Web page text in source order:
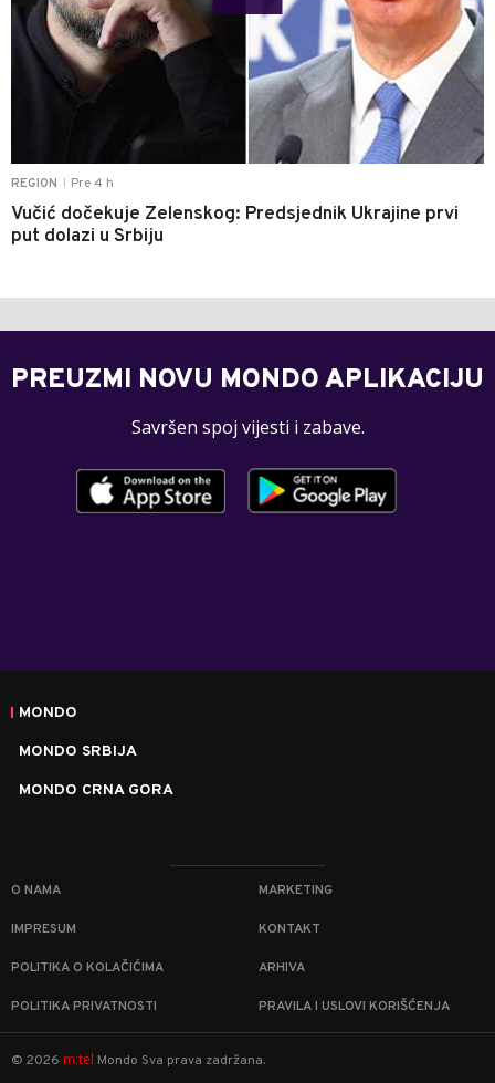
REGION Pre 4 h
Vučić dočekuje Zelenskog: Predsjednik Ukrajine prvi
put dolazi u Srbiju
PREUZMI NOVU MONDO APLIKACIJU
Savršen spoj vijesti i zabave.
MONDO
MONDO SRBIJA
MONDO CRNA GORA
O NAMA MARKETING
IMPRESUM KONTAKT
POLITIKA O KOLAČIĆIMA ARHIVA
POLITIKA PRIVATNOSTI PRAVILA I USLOVI KORIŠĆENJA
© 2026 m:tel Mondo Sva prava zadržana.